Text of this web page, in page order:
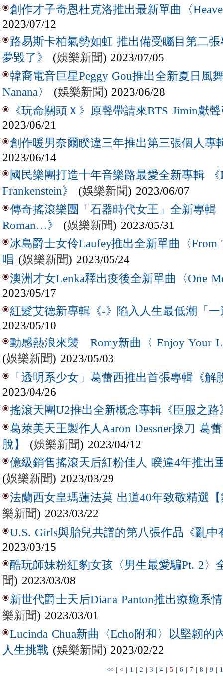
創作才子奇恩杜克洛推出最新單曲〈
2023/07/12
路易斯卡柏氣勢如虹 推出備受矚目第二
夢毀了》
(娛樂新聞) 2023/07/05
韓裔電音巨星Peggy Gou推出全新夏日風
Nanana〉
(娛樂新聞) 2023/06/28
《玩命關頭Ｘ》原聲帶請來BTS Jimin獻
2023/06/21
創作暖男奈爾睽違三年推出第三張個人專
2023/06/14
國民樂團打造十年音樂路最愛全新專輯 《
Frankenstein》
(娛樂新聞) 2023/06/07
傳奇搖滾樂團「石器時代女王」全新專輯
Roman…》
(娛樂新聞) 2023/05/31
冰島爵士女伶Laufey推出全新單曲〈From
唱 (娛樂新聞) 2023/05/24
澳洲才女Lenka釋出疫後全新單曲〈One
2023/05/17
紅髮艾德新專輯《-》陷入人生最低潮「
2023/05/10
動感熱浪來襲 Romy新曲〈 Enjoy Your
(娛樂新聞) 2023/05/03
「透明系少女」葛蕾西推出首張專輯《解
2023/04/26
搖滾天團U2推出全新概念專輯《臣服之路
葛萊美天王製作人Aaron Dessner操刀 葛
脫】
(娛樂新聞) 2023/04/12
億級銷售搖滾天后紅粉佳人 睽違4年推出
(娛樂新聞) 2023/03/29
法蘭西女皇瑪蓮法莫 出道40年致敬精選
樂新聞) 2023/03/22
U.S. Girls與胎兒共譜的第八張作品《亂中
2023/03/15
酷玩師妹粉紅豹女孩〈男生最愛騙Pt. 2〉
聞) 2023/03/08
新世代爵士天后Diana Panton推出療癒系
樂新聞) 2023/03/01
Lucinda Chua新曲〈Echo附和〉以堅韌的
人生挑戰 (娛樂新聞) 2023/02/22
<<| <| 1 | 2 | 3 | 4| 5 | 6 | 7 | 8 | 9 |